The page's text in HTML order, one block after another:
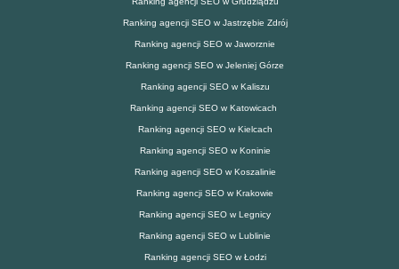
Ranking agencji SEO w Jastrzębie Zdrój
Ranking agencji SEO w Jaworznie
Ranking agencji SEO w Jeleniej Górze
Ranking agencji SEO w Kaliszu
Ranking agencji SEO w Katowicach
Ranking agencji SEO w Kielcach
Ranking agencji SEO w Koninie
Ranking agencji SEO w Koszalinie
Ranking agencji SEO w Krakowie
Ranking agencji SEO w Legnicy
Ranking agencji SEO w Lublinie
Ranking agencji SEO w Łodzi